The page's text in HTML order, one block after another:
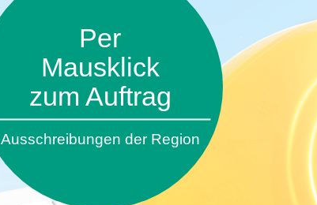
Per
Mausklick
zum Auftrag
Ausschreibungen der Region